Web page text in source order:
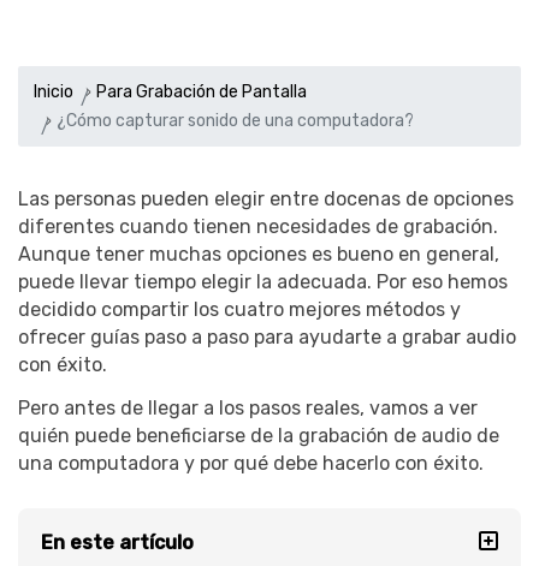
Inicio
Para Grabación de Pantalla
¿Cómo capturar sonido de una computadora?
Las personas pueden elegir entre docenas de opciones
diferentes cuando tienen necesidades de grabación.
Aunque tener muchas opciones es bueno en general,
puede llevar tiempo elegir la adecuada. Por eso hemos
decidido compartir los cuatro mejores métodos y
ofrecer guías paso a paso para ayudarte a grabar audio
con éxito.
Pero antes de llegar a los pasos reales, vamos a ver
quién puede beneficiarse de la grabación de audio de
una computadora y por qué debe hacerlo con éxito.
En este artículo